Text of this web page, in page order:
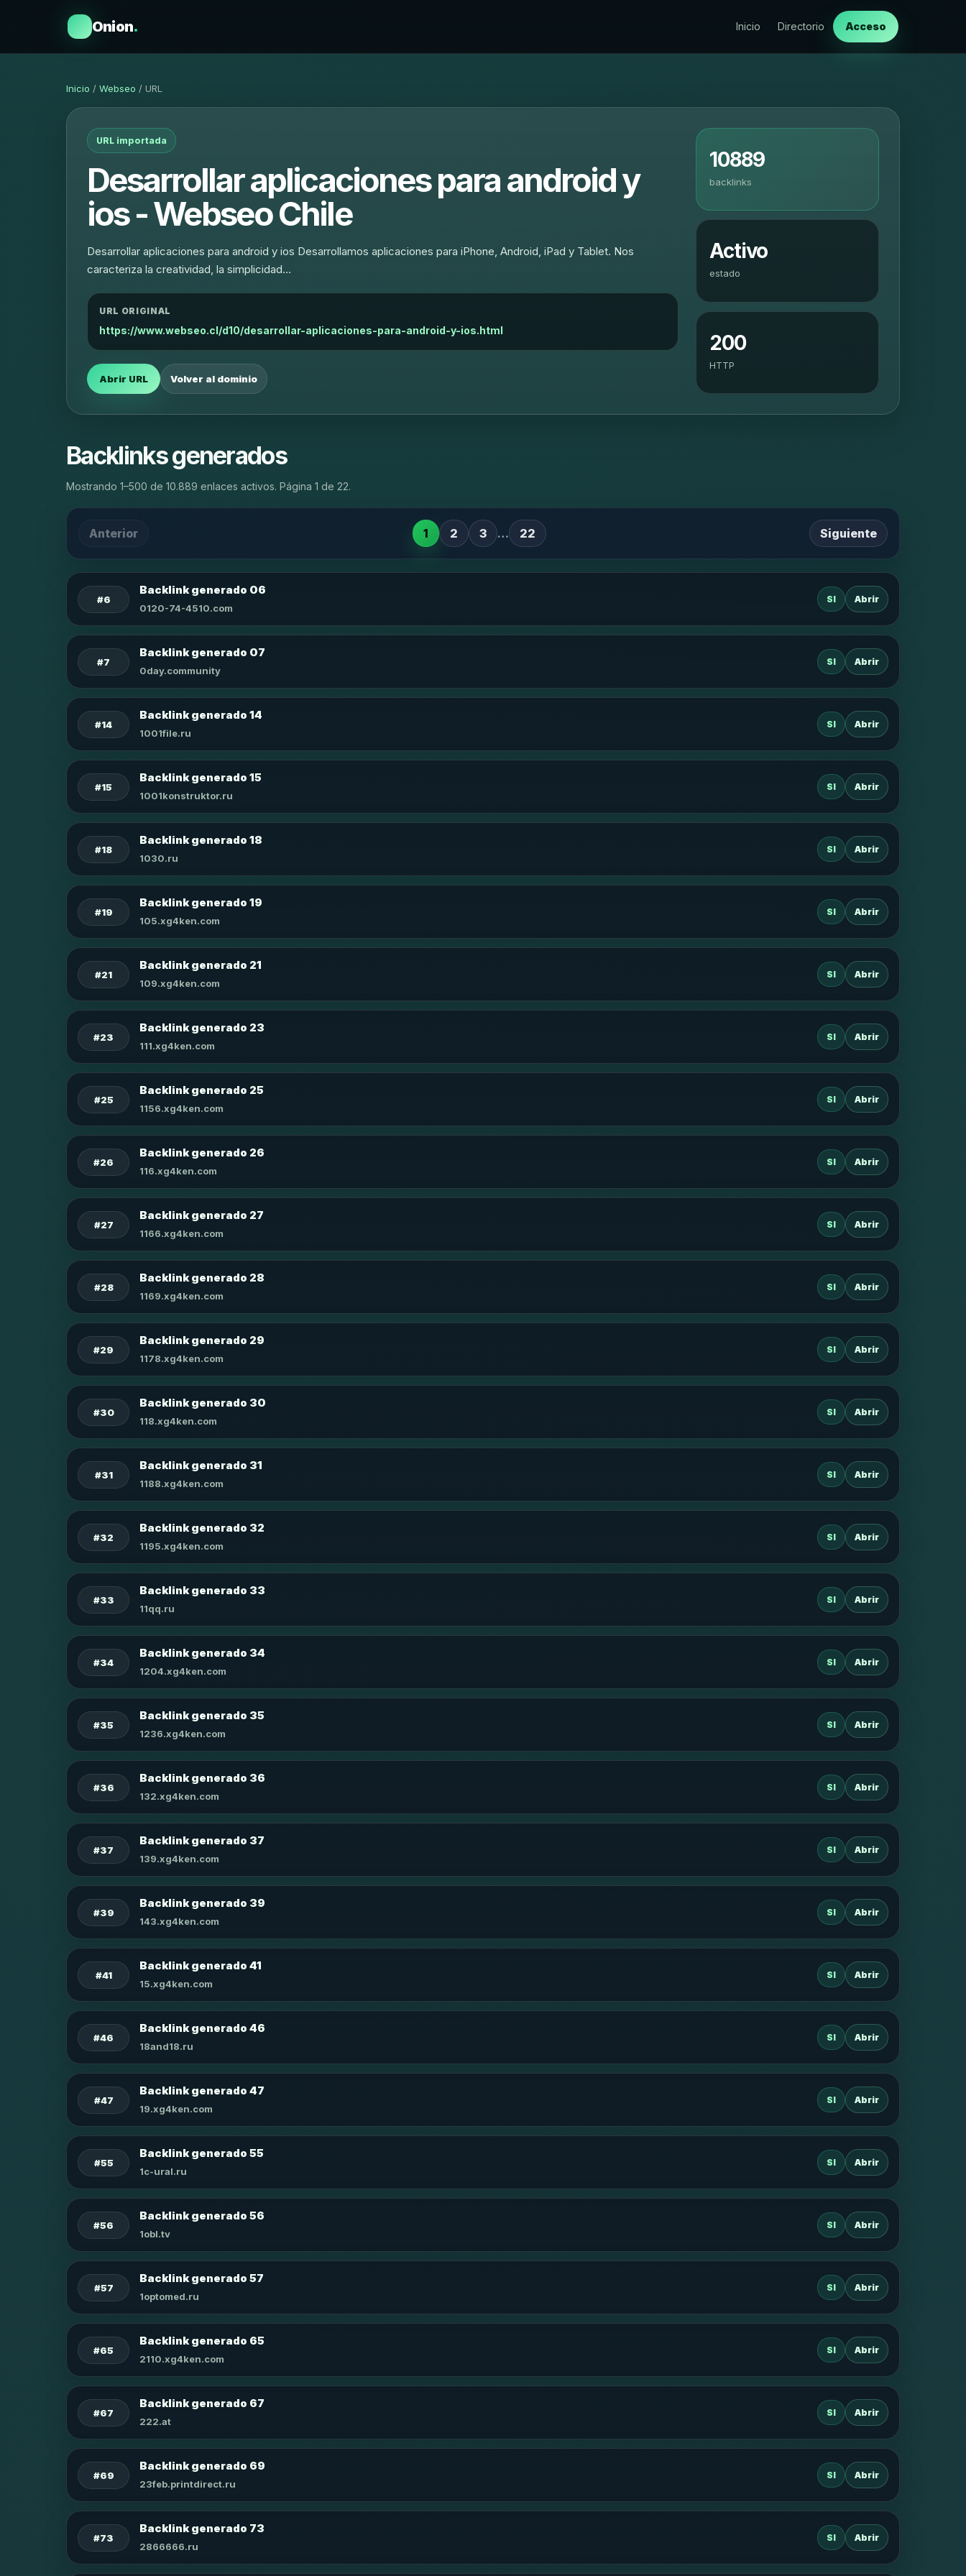
Onion. Inicio Directorio Acceso
Inicio / Webseo / URL
URL importada
Desarrollar aplicaciones para android y
ios - Webseo Chile
Desarrollar aplicaciones para android y ios Desarrollamos aplicaciones para iPhone, Android, iPad y Tablet. Nos
caracteriza la creatividad, la simplicidad…
URL ORIGINAL
https://www.webseo.cl/d10/desarrollar-aplicaciones-para-android-y-ios.html
Abrir URL Volver al dominio
10889
backlinks
Activo
estado
200
HTTP
Backlinks generados
Mostrando 1–500 de 10.889 enlaces activos. Página 1 de 22.
Anterior 1 2 3 … 22 Siguiente
#6
Backlink generado 06
0120-74-4510.com
SI Abrir
#7
Backlink generado 07
0day.community
SI Abrir
#14
Backlink generado 14
1001file.ru
SI Abrir
#15
Backlink generado 15
1001konstruktor.ru
SI Abrir
#18
Backlink generado 18
1030.ru
SI Abrir
#19
Backlink generado 19
105.xg4ken.com
SI Abrir
#21
Backlink generado 21
109.xg4ken.com
SI Abrir
#23
Backlink generado 23
111.xg4ken.com
SI Abrir
#25
Backlink generado 25
1156.xg4ken.com
SI Abrir
#26
Backlink generado 26
116.xg4ken.com
SI Abrir
#27
Backlink generado 27
1166.xg4ken.com
SI Abrir
#28
Backlink generado 28
1169.xg4ken.com
SI Abrir
#29
Backlink generado 29
1178.xg4ken.com
SI Abrir
#30
Backlink generado 30
118.xg4ken.com
SI Abrir
#31
Backlink generado 31
1188.xg4ken.com
SI Abrir
#32
Backlink generado 32
1195.xg4ken.com
SI Abrir
#33
Backlink generado 33
11qq.ru
SI Abrir
#34
Backlink generado 34
1204.xg4ken.com
SI Abrir
#35
Backlink generado 35
1236.xg4ken.com
SI Abrir
#36
Backlink generado 36
132.xg4ken.com
SI Abrir
#37
Backlink generado 37
139.xg4ken.com
SI Abrir
#39
Backlink generado 39
143.xg4ken.com
SI Abrir
#41
Backlink generado 41
15.xg4ken.com
SI Abrir
#46
Backlink generado 46
18and18.ru
SI Abrir
#47
Backlink generado 47
19.xg4ken.com
SI Abrir
#55
Backlink generado 55
1c-ural.ru
SI Abrir
#56
Backlink generado 56
1obl.tv
SI Abrir
#57
Backlink generado 57
1optomed.ru
SI Abrir
#65
Backlink generado 65
2110.xg4ken.com
SI Abrir
#67
Backlink generado 67
222.at
SI Abrir
#69
Backlink generado 69
23feb.printdirect.ru
SI Abrir
#73
Backlink generado 73
2866666.ru
SI Abrir